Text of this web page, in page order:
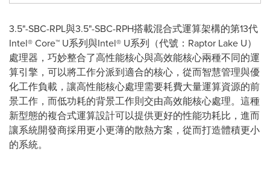
3.5"-SBC-RPL與3.5"-SBC-RPH搭載混合式運算架構的第13代
Intel® Core™ U系列與Intel® U系列（代號：Raptor Lake U）
處理器，巧妙整合了高性能核心與高效能核心兩種不同的運
算引擎，可以將工作分派到適合的核心，從而智慧管理與優
化工作負載，讓高性能核心處理需要耗費大量運算資源的前
景工作，而低功耗的背景工作則交由高效能核心處理。這種
新型態的複合式運算設計可以提供更好的性能功耗比，進而
讓系統開發商採用更小更薄的散熱方案，從而打造體積更小
的系統。